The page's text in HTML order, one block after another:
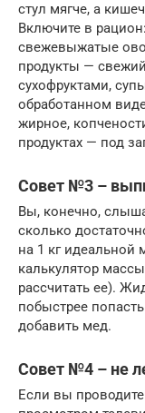
стул мягче, а
Включите в
свежевыжатые
продукты —
сухофруктами,
обработанном
жирное,
продуктах — под
Совет №3 –
Вы, конечно,
сколько
на 1 кг идеальной
калькулятор
рассчитать ее).
побыстрее
добавить мед.
Совет №4 – не
Если вы